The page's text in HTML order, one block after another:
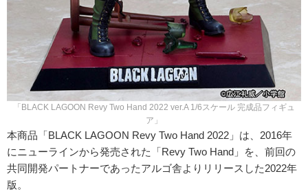
「BLACK LAGOON Revy Two Hand 2022 ver.A 1/6スケール 完成品フィギュ
ア」
本商品「BLACK LAGOON Revy Two Hand 2022」は、2016年
にニューラインから発売された「Revy Two Hand」を、前回の
共同開発パートナーであったアルゴ舎よりリリースした2022年
版。